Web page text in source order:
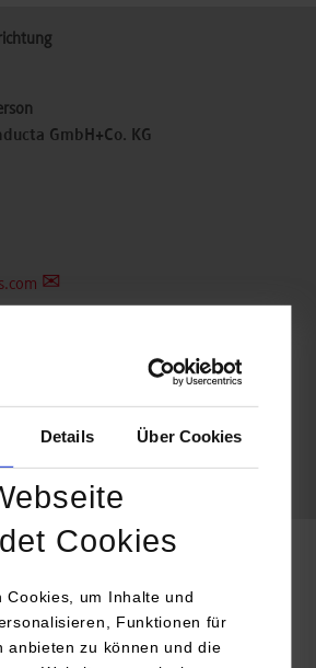
Details Über Cookies
Cookies
Cookies, um Inhalte und
Funktionen für
anbieten zu können und die
GmbH+Co. KG
GmbH+Co. KG